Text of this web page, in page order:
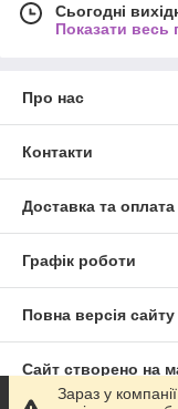
Сьогодні
Показати весь
Про нас
Контакти
Доставка та оплата
Графік роботи
Повна версія сайту
Сайт створено на
Зараз у